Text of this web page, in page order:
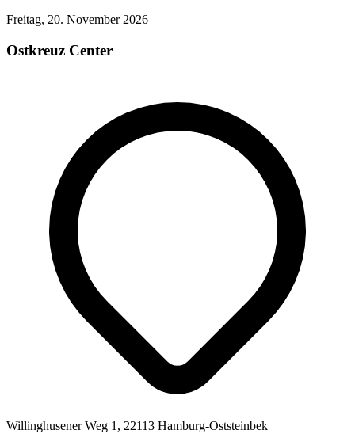
Freitag, 20. November 2026
Ostkreuz Center
Willinghusener Weg 1, 22113 Hamburg-Oststeinbek